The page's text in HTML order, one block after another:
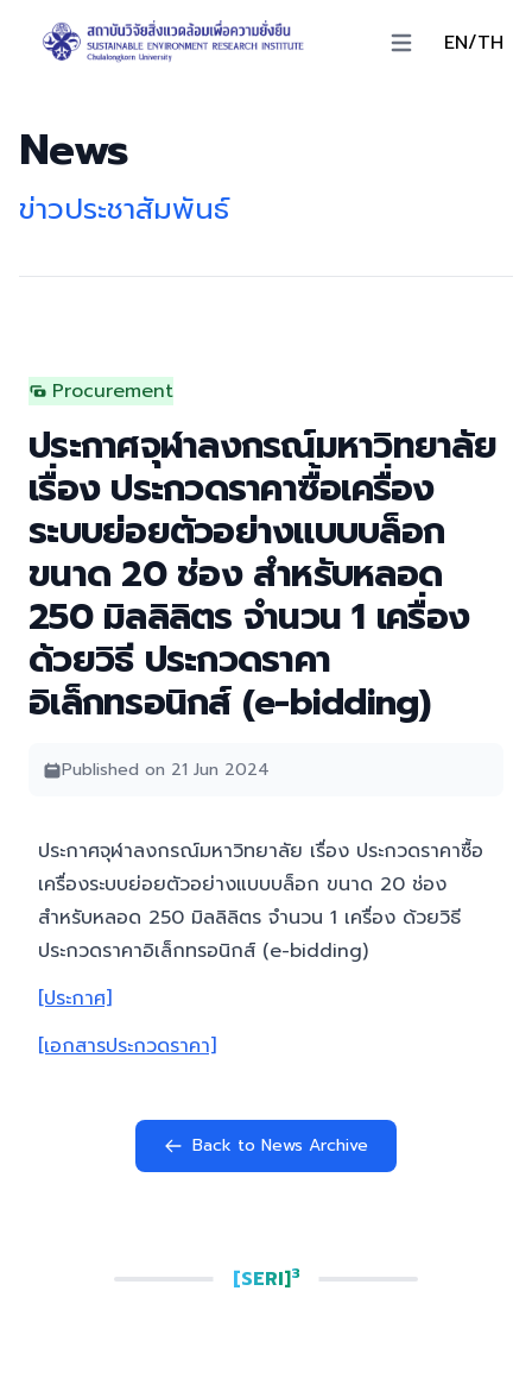
Open main menu
EN/TH
News
ข่าวประชาสัมพันธ์
Procurement
ประกาศจุฬาลงกรณ์มหาวิทยาลัย
เรื่อง ประกวดราคาซื้อเครื่อง
ระบบย่อยตัวอย่างแบบบล็อก
ขนาด 20 ช่อง สำหรับหลอด
250 มิลลิลิตร จํานวน 1 เครื่อง
ด้วยวิธี ประกวดราคา
อิเล็กทรอนิกส์ (e-bidding)
Published on 21 Jun 2024
ประกาศจุฬาลงกรณ์มหาวิทยาลัย เรื่อง ประกวดราคาซื้อ
เครื่องระบบย่อยตัวอย่างแบบบล็อก ขนาด 20 ช่อง
สำหรับหลอด 250 มิลลิลิตร จํานวน 1 เครื่อง ด้วยวิธี
ประกวดราคาอิเล็กทรอนิกส์ (e-bidding)
[ประกาศ]
[เอกสารประกวดราคา]
Back to News Archive
[SERI]3